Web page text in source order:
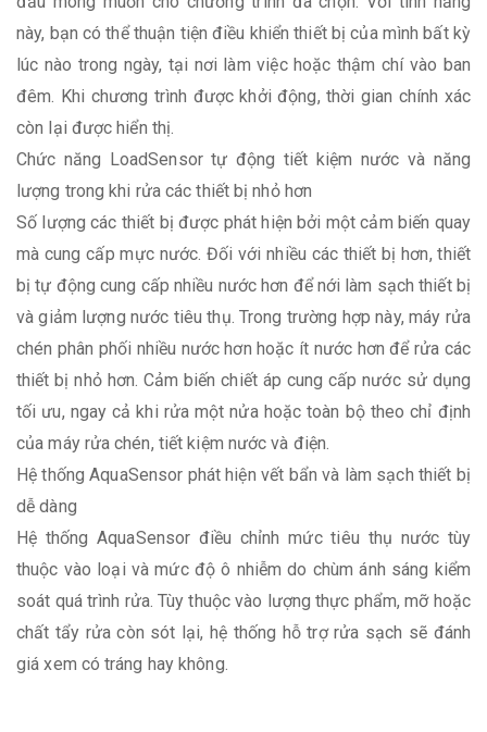
này, bạn có thể thuận tiện điều khiển thiết bị của mình bất kỳ
lúc nào trong ngày, tại nơi làm việc hoặc thậm chí vào ban
đêm. Khi chương trình được khởi động, thời gian chính xác
còn lại được hiển thị.
Chức năng LoadSensor tự động tiết kiệm nước và năng
lượng trong khi rửa các thiết bị nhỏ hơn
Số lượng các thiết bị được phát hiện bởi một cảm biến quay
mà cung cấp mực nước. Đối với nhiều các thiết bị hơn, thiết
bị tự động cung cấp nhiều nước hơn để nới làm sạch thiết bị
và giảm lượng nước tiêu thụ. Trong trường hợp này, máy rửa
chén phân phối nhiều nước hơn hoặc ít nước hơn để rửa các
thiết bị nhỏ hơn. Cảm biến chiết áp cung cấp nước sử dụng
tối ưu, ngay cả khi rửa một nửa hoặc toàn bộ theo chỉ định
của máy rửa chén, tiết kiệm nước và điện.
Hệ thống AquaSensor phát hiện vết bẩn và làm sạch thiết bị
dễ dàng
Hệ thống AquaSensor điều chỉnh mức tiêu thụ nước tùy
thuộc vào loại và mức độ ô nhiễm do chùm ánh sáng kiểm
soát quá trình rửa. Tùy thuộc vào lượng thực phẩm, mỡ hoặc
chất tẩy rửa còn sót lại, hệ thống hỗ trợ rửa sạch sẽ đánh
giá xem có tráng hay không.